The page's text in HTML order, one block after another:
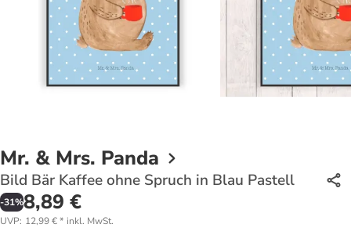
Mr. & Mrs. Panda
Bild Bär Kaffee ohne Spruch in Blau Pastell
-31%8,89 €
UVP: 12,99 €* inkl. MwSt.